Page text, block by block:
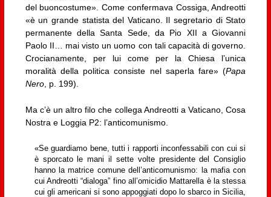
del buoncostume». Come confermava Cossiga, Andreotti
«è un grande statista del Vaticano. Il segretario di Stato
permanente della Santa Sede, da Pio XII a Giovanni
Paolo II… mai visto un uomo con tali capacità di governo.
Crocianamente, per lui come per la Chiesa l’unica
moralità della politica consiste nel saperla fare» (Papa
Nero, p. 199).
Ma c’è un altro filo che collega Andreotti a Vaticano, Cosa
Nostra e Loggia P2: l’anticomunismo.
«Se guardiamo bene, tutti i rapporti inconfessabili con cui si
è sporcato le mani il sette volte presidente del Consiglio
hanno la matrice comune dell’anticomunismo: la mafia con
cui Andreotti “dialoga” fino all’omicidio Mattarella è la stessa
cui gli americani si sono appoggiati dopo lo sbarco in Sicilia,